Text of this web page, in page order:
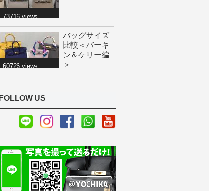
73716 views
バッグサイズ
比較＜バーキ
ン＆ケリー編
＞
60726 views
FOLLOW US